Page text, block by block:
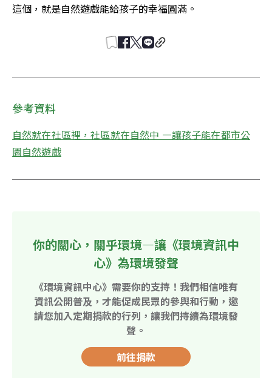
這個，就是自然遊戲能給孩子的幸福圓滿。
參考資料
自然就在社區裡，社區就在自然中 —讓孩子能在都市公
園自然遊戲
你的關心，關乎環境—讓《環境資訊中
心》為環境發聲
《環境資訊中心》需要你的支持！我們相信唯有
資訊公開普及，才能促成民眾的參與和行動，邀
請您加入定期捐款的行列，讓我們持續為環境發
聲。
前往捐款